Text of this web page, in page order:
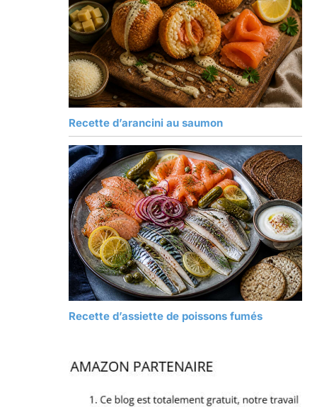
Recette d’arancini au saumon
Recette d’assiette de poissons fumés